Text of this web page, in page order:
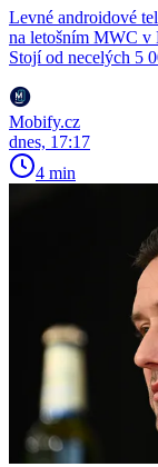
Levné androidové
na letošním MWC v
Stojí od necelých 5
Mobify.cz
dnes, 17:17
4 min